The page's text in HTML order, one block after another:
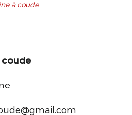
à coude
coude